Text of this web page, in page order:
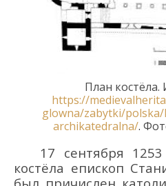
План костёла.
https://
glowna/zabytki/polska/
archikatedralna/.
17 сентября
костёла епископ